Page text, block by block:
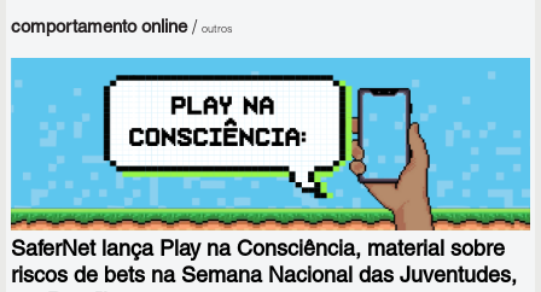
Lidar com as tecnologias digitais pode ser desafiador, por isso a
SaferNet deseja promover reflexões e trazer dicas práticas para
a proteção de crianças e adolescentes em ambientes digitais.
comportamento online/outros
SaferNet lança Play na Consciência, material sobre
riscos de bets na Semana Nacional das Juventudes,